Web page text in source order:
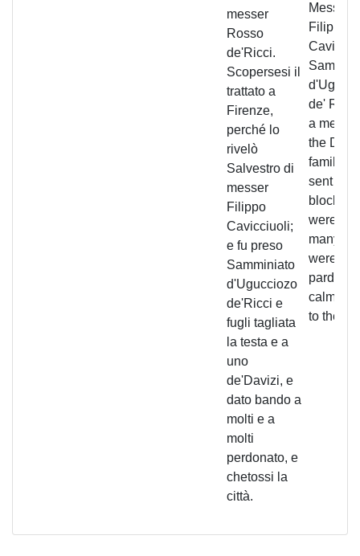
messer
Rosso
de'Ricci.
Scopersesi il
trattato a
Firenze,
perché lo
rivelò
Salvestro di
messer
Filippo
Cavicciuoli;
e fu preso
Samminiato
d'Ugucciozo
de'Ricci e
fugli tagliata
la testa e a
uno
de'Davizi, e
dato bando a
molti e a
molti
perdonato, e
chetossi la
città.
Messer
Filippo
de' Ricci
a
the
family
sent to
block.
were
many
were
calm
to the